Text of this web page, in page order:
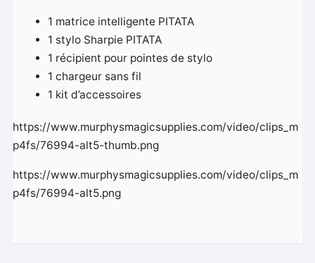
1 matrice intelligente PITATA
1 stylo Sharpie PITATA
1 récipient pour pointes de stylo
1 chargeur sans fil
1 kit d’accessoires
https://www.murphysmagicsupplies.com/video/clips_m
p4fs/76994-alt5-thumb.png
https://www.murphysmagicsupplies.com/video/clips_m
p4fs/76994-alt5.png